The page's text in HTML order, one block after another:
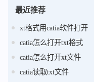
最近推荐
xt格式用catia软件打开
catia怎么打开txt格式
catia怎么打开xt文件
catia读取txt文件